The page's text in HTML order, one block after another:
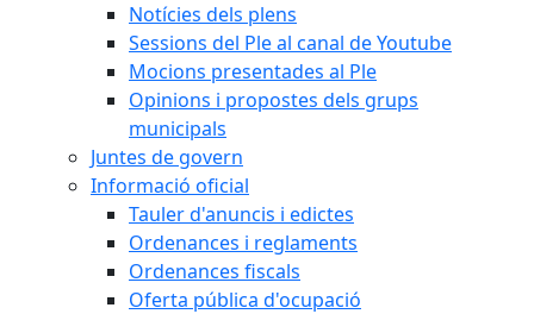
Notícies dels plens
Sessions del Ple al canal de Youtube
Mocions presentades al Ple
Opinions i propostes dels grups
municipals
Juntes de govern
Informació oficial
Tauler d'anuncis i edictes
Ordenances i reglaments
Ordenances fiscals
Oferta pública d'ocupació